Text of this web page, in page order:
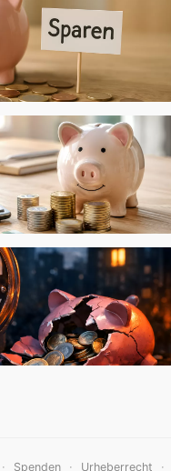
· Spenden · Urheberrecht ·